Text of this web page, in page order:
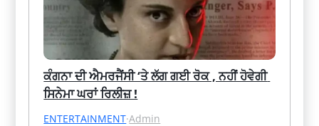
ਕੰਗਨਾ ਦੀ ਐਮਰਜੈਂਸੀ ‘ਤੇ ਲੱਗ ਗਈ ਰੋਕ , ਨਹੀਂ ਹੋਵੇਗੀ
ਸਿਨੇਮਾ ਘਰਾਂ ਰਿਲੀਜ਼ !
ENTERTAINMENT·Admin